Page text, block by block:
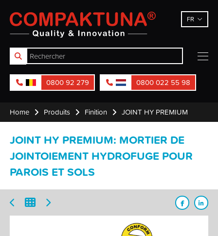
Compaktuna FR
0800 92 279 0800 022 55 98
Home Produits Finition JOINT HY PREMIUM
JOINT HY PREMIUM: MORTIER DE
JOINTOIEMENT HYDROFUGE POUR
PAROIS ET SOLS